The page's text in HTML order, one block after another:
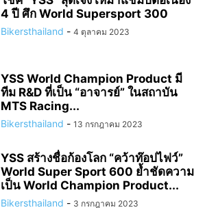
4 ปี ศึก World Supersport 300
Bikersthailand - 4 ตุลาคม 2023
YSS World Champion Product มี
ทีม R&D ที่เป็น “อาจารย์” ในสถาบัน
MTS Racing...
Bikersthailand - 13 กรกฎาคม 2023
YSS สร้างชื่อก้องโลก “คว้าท๊อปไฟว์”
World Super Sport 600 ย้ำชัดความ
เป็น World Champion Product...
Bikersthailand - 3 กรกฎาคม 2023